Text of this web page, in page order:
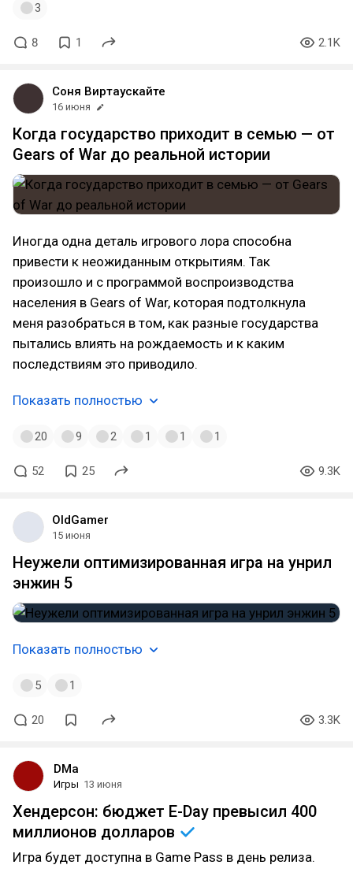
3
8 1 2.1K
Соня Виртаускайте
16 июня
Когда государство приходит в семью — от
Gears of War до реальной истории
Иногда одна деталь игрового лора способна
привести к неожиданным открытиям. Так
произошло и с программой воспроизводства
населения в Gears of War, которая подтолкнула
меня разобраться в том, как разные государства
пытались влиять на рождаемость и к каким
последствиям это приводило.
Показать полностью
20 9 2 1 1 1
52 25 9.3K
OldGamer
15 июня
Неужели оптимизированная игра на унрил
энжин 5
Показать полностью
5 1
20 3.3K
DMa
Игры 13 июня
Хендерсон: бюджет E-Day превысил 400
миллионов долларов
Игра будет доступна в Game Pass в день релиза.